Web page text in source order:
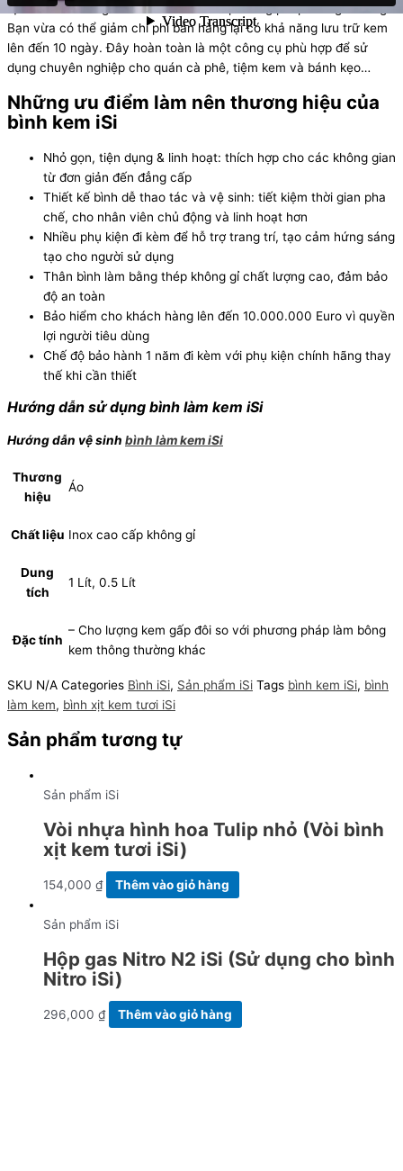
tạo ra nhiều bông kem hơn so với các phương pháp thông thường.
Bạn vừa có thể giảm chi phí bán hàng lại có khả năng lưu trữ kem
lên đến 10 ngày. Đây hoàn toàn là một công cụ phù hợp để sử
dụng chuyên nghiệp cho quán cà phê, tiệm kem và bánh kẹo…
Những ưu điểm làm nên thương hiệu của
bình kem iSi
Nhỏ gọn, tiện dụng & linh hoạt: thích hợp cho các không gian
từ đơn giản đến đẳng cấp
Thiết kế bình dễ thao tác và vệ sinh: tiết kiệm thời gian pha
chế, cho nhân viên chủ động và linh hoạt hơn
Nhiều phụ kiện đi kèm để hỗ trợ trang trí, tạo cảm hứng sáng
tạo cho người sử dụng
Thân bình làm bằng thép không gỉ chất lượng cao, đảm bảo
độ an toàn
Bảo hiểm cho khách hàng lên đến 10.000.000 Euro vì quyền
lợi người tiêu dùng
Chế độ bảo hành 1 năm đi kèm với phụ kiện chính hãng thay
thế khi cần thiết
Hướng dẫn sử dụng bình làm kem iSi
Hướng dẫn vệ sinh bình làm kem iSi
Thương
hiệu
Áo
Chất liệu Inox cao cấp không gỉ
Dung
tích
1 Lít, 0.5 Lít
Đặc tính
– Cho lượng kem gấp đôi so với phương pháp làm bông
kem thông thường khác
SKU N/A Categories Bình iSi, Sản phẩm iSi Tags bình kem iSi, bình
làm kem, bình xịt kem tươi iSi
Sản phẩm tương tự
Sản phẩm iSi
Vòi nhựa hình hoa Tulip nhỏ (Vòi bình
xịt kem tươi iSi)
154,000 ₫ Thêm vào giỏ hàng
Sản phẩm iSi
Hộp gas Nitro N2 iSi (Sử dụng cho bình
Nitro iSi)
296,000 ₫ Thêm vào giỏ hàng